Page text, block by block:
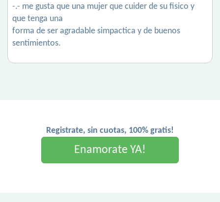
-.- me gusta que una mujer que cuider de su fisico y
que tenga una
forma de ser agradable simpactica y de buenos
sentimientos.
Registrate, sin cuotas, 100% gratis!
Enamorate YA!